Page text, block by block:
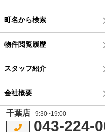
町名から検索
物件閲覧履歴
スタッフ紹介
会社概要
千葉店 9:30~19:00
043-224-